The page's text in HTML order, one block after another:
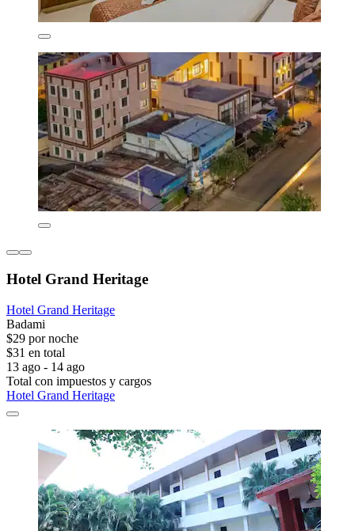
Hotel Grand Heritage
Hotel Grand Heritage
Badami
$29 por noche
$31 en total
13 ago - 14 ago
Total con impuestos y cargos
Hotel Grand Heritage